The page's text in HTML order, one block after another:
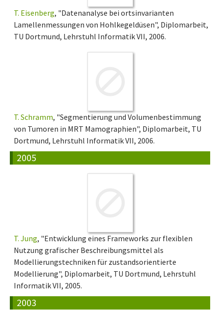
T. Eisenberg, "Datenanalyse bei ortsinvarianten
Lamellenmessungen von Hohlkegeldüsen", Diplomarbeit,
TU Dortmund, Lehrstuhl Informatik VII, 2006.
T. Schramm, "Segmentierung und Volumenbestimmung
von Tumoren in MRT Mamographien", Diplomarbeit, TU
Dortmund, Lehrstuhl Informatik VII, 2006.
2005
T. Jung, "Entwicklung eines Frameworks zur flexiblen
Nutzung grafischer Beschreibungsmittel als
Modellierungstechniken für zustandsorientierte
Modellierung", Diplomarbeit, TU Dortmund, Lehrstuhl
Informatik VII, 2005.
2003